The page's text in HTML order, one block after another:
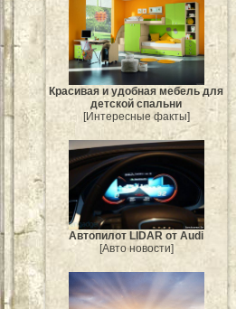
Красивая и удобная мебель для
детской спальни
[Интересные факты]
Автопилот LIDAR от Audi
[Авто новости]